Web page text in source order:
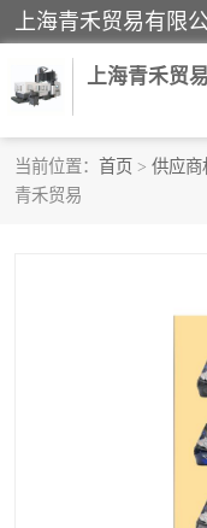
上海青禾贸
当前位置： 首页 > 供应商
青禾贸易
酒类饮料报关